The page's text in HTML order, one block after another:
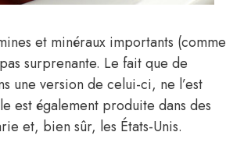
et minéraux importants (comme
surprenante. Le fait que de
une version de celui-ci, ne l’est
est également produite dans des
et, bien sûr, les États-Unis.